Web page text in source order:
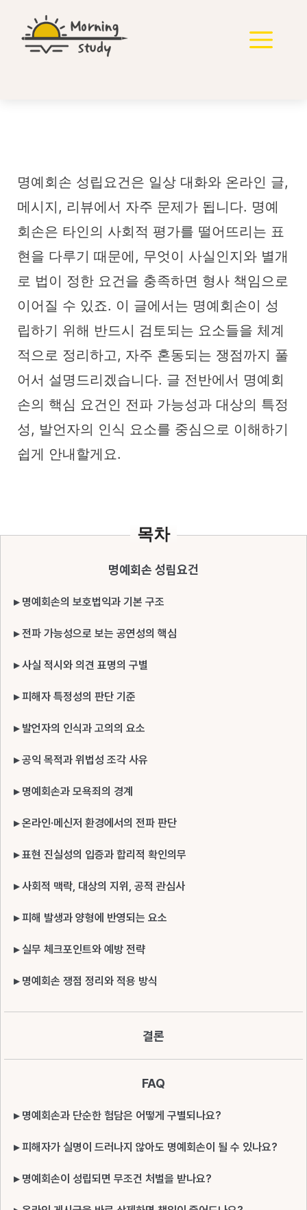
메
명예회손 성립요건은 일상 대화와 온라인 글,
메시지, 리뷰에서 자주 문제가 됩니다. 명예
회손은 타인의 사회적 평가를 떨어뜨리는 표
현을 다루기 때문에, 무엇이 사실인지와 별개
로 법이 정한 요건을 충족하면 형사 책임으로
이어질 수 있죠. 이 글에서는 명예회손이 성
립하기 위해 반드시 검토되는 요소들을 체계
적으로 정리하고, 자주 혼동되는 쟁점까지 풀
어서 설명드리겠습니다. 글 전반에서 명예회
손의 핵심 요건인 전파 가능성과 대상의 특정
성, 발언자의 인식 요소를 중심으로 이해하기
쉽게 안내할게요.
목차
명예회손 성립요건
▸ 명예회손의 보호법익과 기본 구조
▸ 전파 가능성으로 보는 공연성의 핵심
▸ 사실 적시와 의견 표명의 구별
▸ 피해자 특정성의 판단 기준
▸ 발언자의 인식과 고의의 요소
▸ 공익 목적과 위법성 조각 사유
▸ 명예회손과 모욕죄의 경계
▸ 온라인·메신저 환경에서의 전파 판단
▸ 표현 진실성의 입증과 합리적 확인의무
▸ 사회적 맥락, 대상의 지위, 공적 관심사
▸ 피해 발생과 양형에 반영되는 요소
▸ 실무 체크포인트와 예방 전략
▸ 명예회손 쟁점 정리와 적용 방식
결론
FAQ
▸ 명예회손과 단순한 험담은 어떻게 구별되나요?
▸ 피해자가 실명이 드러나지 않아도 명예회손이 될 수 있나요?
▸ 명예회손이 성립되면 무조건 처벌을 받나요?